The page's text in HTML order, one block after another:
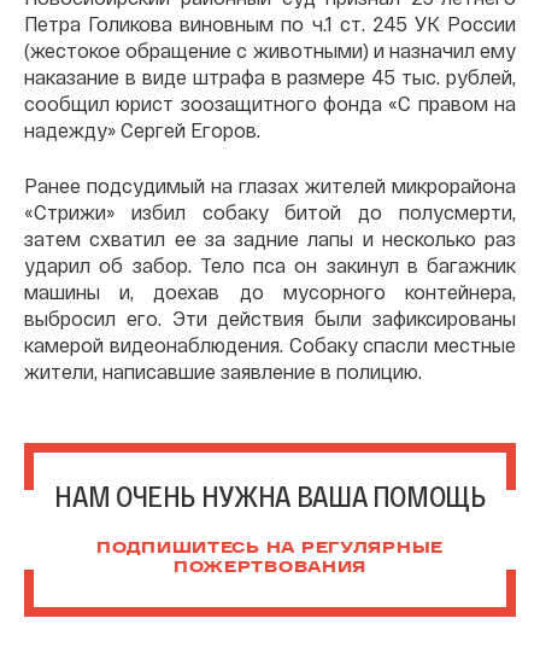
Петра Голикова виновным по ч.1 ст. 245 УК России
(жестокое обращение с животными) и назначил ему
наказание в виде штрафа в размере 45 тыс. рублей,
сообщил юрист зоозащитного фонда «С правом на
надежду» Сергей Егоров.
Ранее подсудимый на глазах жителей микрорайона
«Стрижи» избил собаку битой до полусмерти,
затем схватил ее за задние лапы и несколько раз
ударил об забор. Тело пса он закинул в багажник
машины и, доехав до мусорного контейнера,
выбросил его. Эти действия были зафиксированы
камерой видеонаблюдения. Собаку спасли местные
жители, написавшие заявление в полицию.
НАМ ОЧЕНЬ НУЖНА ВАША ПОМОЩЬ
ПОДПИШИТЕСЬ НА РЕГУЛЯРНЫЕ
ПОЖЕРТВОВАНИЯ